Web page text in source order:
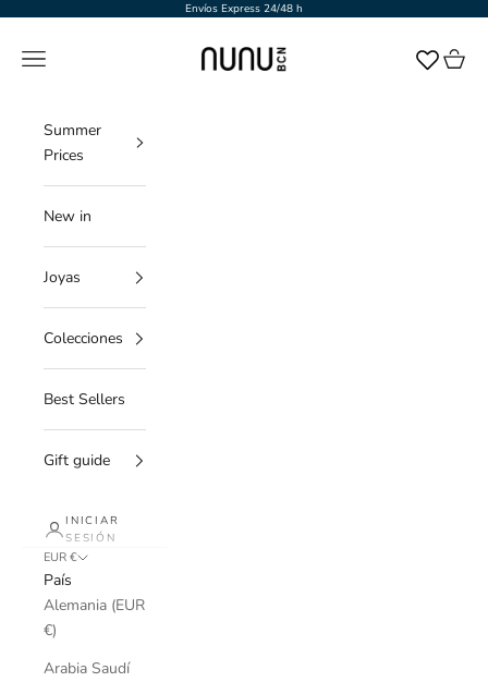
Envíos Express 24/48 h
NUNU BARCELONA
Menú Cesta
Summer
Prices
New in
Joyas
Colecciones
Best Sellers
Gift guide
INICIAR
SESIÓN
EUR €
País
Alemania (EUR
€)
Arabia Saudí